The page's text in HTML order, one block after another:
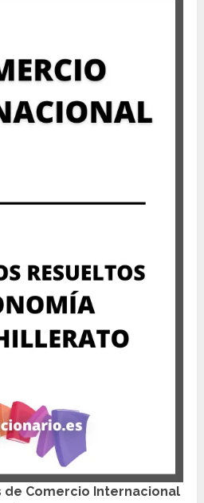
de Comercio Internacional